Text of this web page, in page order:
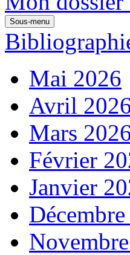
Sous-menu
Mai 2026
Avril
Mars
Février
Janvier